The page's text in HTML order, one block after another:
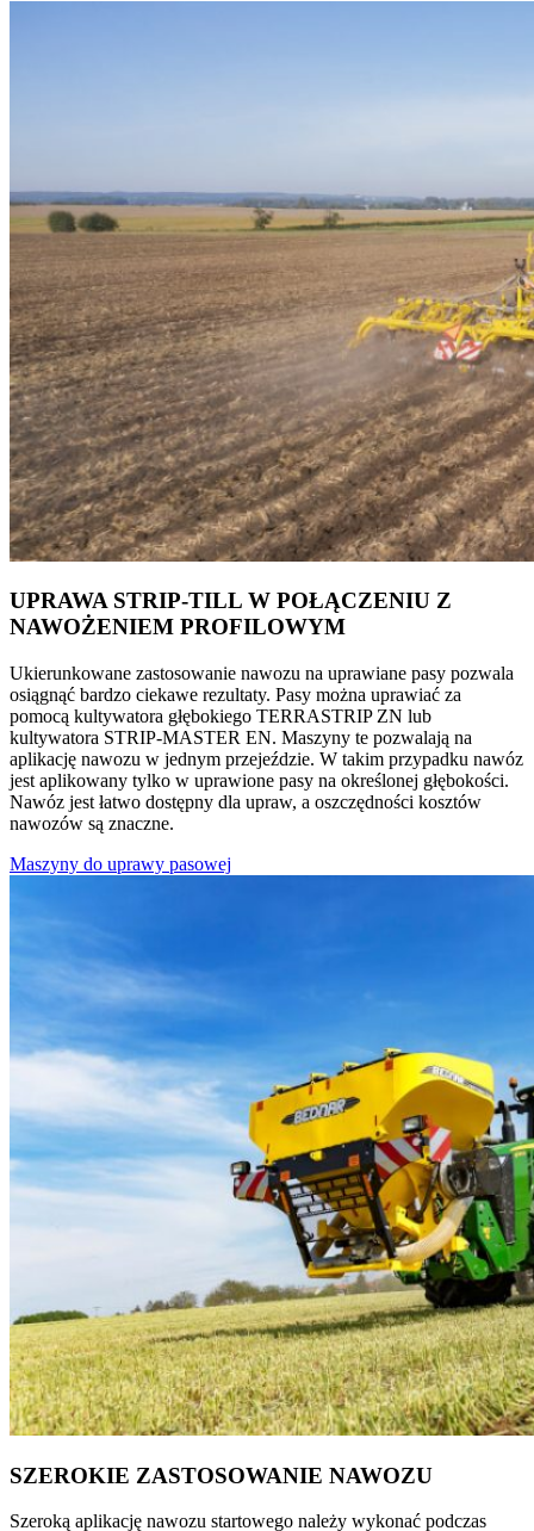
UPRAWA STRIP-TILL W POŁĄCZENIU Z
NAWOŻENIEM PROFILOWYM
Ukierunkowane zastosowanie nawozu na uprawiane pasy pozwala
osiągnąć bardzo ciekawe rezultaty. Pasy można uprawiać za
pomocą kultywatora głębokiego TERRASTRIP ZN lub
kultywatora STRIP-MASTER EN. Maszyny te pozwalają na
aplikację nawozu w jednym przejeździe. W takim przypadku nawóz
jest aplikowany tylko w uprawione pasy na określonej głębokości.
Nawóz jest łatwo dostępny dla upraw, a oszczędności kosztów
nawozów są znaczne.
Maszyny do uprawy pasowej
SZEROKIE ZASTOSOWANIE NAWOZU
Szeroką aplikację nawozu startowego należy wykonać podczas